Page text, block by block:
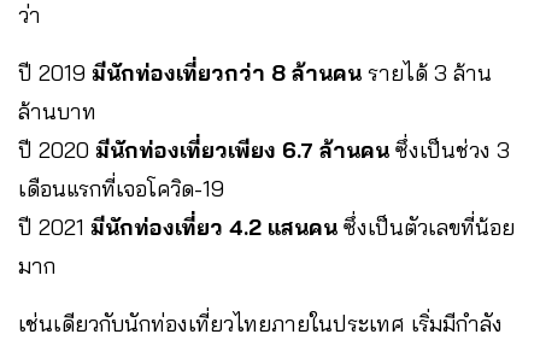
ว่า
ปี 2019 มีนักท่องเที่ยวกว่า 8 ล้านคน รายได้ 3 ล้าน
ล้านบาท
ปี 2020 มีนักท่องเที่ยวเพียง 6.7 ล้านคน ซึ่งเป็นช่วง 3
เดือนแรกที่เจอโควิด-19
ปี 2021 มีนักท่องเที่ยว 4.2 แสนคน ซึ่งเป็นตัวเลขที่น้อย
มาก
เช่นเดียวกับนักท่องเที่ยวไทยภายในประเทศ เริ่มมีกำลัง